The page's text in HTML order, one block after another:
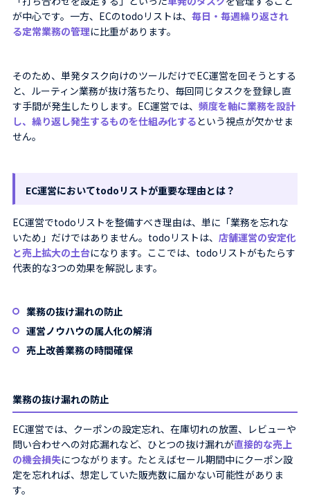
が中心です。一方、ECのtodoリストは、 毎日・毎週繰り返され
る定常業務の管理に比重があります。
そのため、単発タスク向けのツールだけでEC運営を回そうとする
と、ルーティン業務が抜け落ちたり、毎回同じタスクを登録し直
す手間が発生したりします。EC運営では、 頻度を軸に業務を設計
し、繰り返し発生するものを仕組み化するという視点が欠かせま
せん。
EC運営においてtodoリストが重要な理由とは？
EC運営でtodoリストを整備すべき理由は、単に「業務を忘れな
いため」だけではありません。todoリストは、 店舗運営の安定化
と売上拡大の土台になります。ここでは、todoリストがもたらす
代表的な3つの効果を解説します。
業務の抜け漏れの防止
運営ノウハウの属人化の解消
売上改善業務の時間確保
業務の抜け漏れの防止
EC運営では、クーポンの設定忘れ、在庫切れの放置、レビューや
問い合わせへの対応漏れなど、ひとつの抜け漏れが直接的な売上
の機会損失につながります。たとえばセール期間中にクーポン設
定を忘れれば、想定していた販売数に届かない可能性がありま
す。